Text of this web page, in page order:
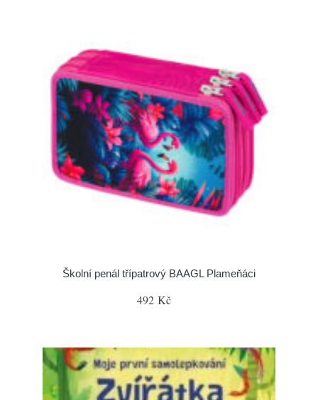
Školní penál třípatrový BAAGL Plameňáci
492 Kč